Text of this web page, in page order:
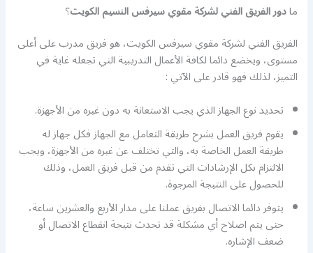
مادور الفريق الفني لشركة مقوي سيرفس النسيم الكويت؟
الفريق الفني لشركة مقوي سيرفس الكويت، هو فريق مدرب على أعلى
مستوى، ويخضع دائما لكافة الأعمال التدريبية التي تجعله غاية في
التميز، لذلك فهو قادر على الآتي :
تحديد نوع الجهاز الذي يجب الاستعانة به دون غيره من الأجهزة.
يقوم فريق العمل بشرح طريقة التعامل مع الجهاز فكل جهاز له
طريقة العمل الخاصة به، والتي تختلف عن غيره من الأجهزة، ويجب
الالتزام بكل الإرشادات التي تقدم من قبل فريق العمل، وذلك
للحصول على النتيجة المرجوة.
يتوفر دائما الاتصال بفريق عملنا على مدار الأربع والعشرين ساعة،
حتى يتم اصلاح أي مشكلة قد تحدث نتيجة انقطاع الاتصال أو
ضعف الإشاره.